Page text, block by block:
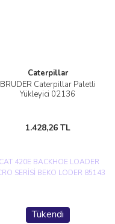
Caterpillar
BRUDER Caterpillar Paletli
Yükleyici 02136
1.428,26 TL
Tükendi